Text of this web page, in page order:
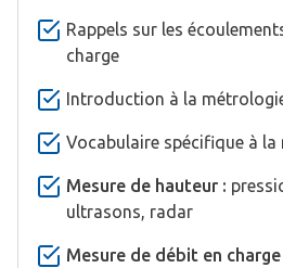
Rappels sur les
charge
Introduction à la
Vocabulaire spécifique à la
Mesure de hauteur :
ultrasons, radar
Mesure de débit en charge